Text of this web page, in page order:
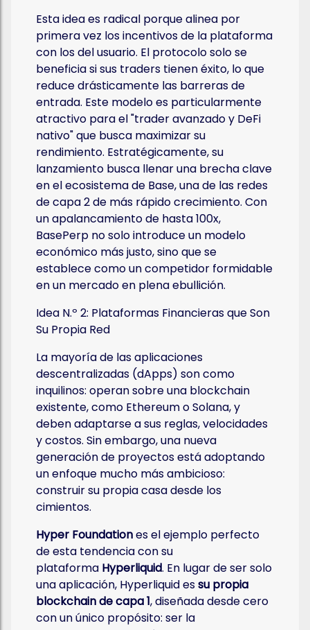
Esta idea es radical porque alinea por
primera vez los incentivos de la plataforma
con los del usuario. El protocolo solo se
beneficia si sus traders tienen éxito, lo que
reduce drásticamente las barreras de
entrada. Este modelo es particularmente
atractivo para el "trader avanzado y DeFi
nativo" que busca maximizar su
rendimiento. Estratégicamente, su
lanzamiento busca llenar una brecha clave
en el ecosistema de Base, una de las redes
de capa 2 de más rápido crecimiento. Con
un apalancamiento de hasta 100x,
BasePerp no solo introduce un modelo
económico más justo, sino que se
establece como un competidor formidable
en un mercado en plena ebullición.
Idea N.º 2: Plataformas Financieras que Son
Su Propia Red
La mayoría de las aplicaciones
descentralizadas (dApps) son como
inquilinos: operan sobre una blockchain
existente, como Ethereum o Solana, y
deben adaptarse a sus reglas, velocidades
y costos. Sin embargo, una nueva
generación de proyectos está adoptando
un enfoque mucho más ambicioso:
construir su propia casa desde los
cimientos.
Hyper Foundationes el ejemplo perfecto
de esta tendencia con su
plataforma Hyperliquid. En lugar de ser solo
una aplicación, Hyperliquid essu propia
blockchain de capa 1, diseñada desde cero
con un único propósito: ser la